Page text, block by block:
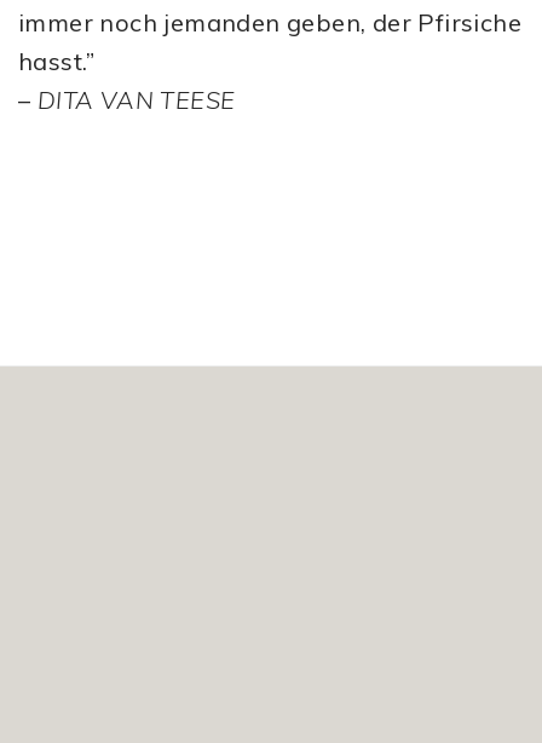
immer noch jemanden geben, der Pfirsiche
hasst.”
– DITA VAN TEESE